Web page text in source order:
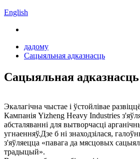
English
дадому
Сацыяльная адказнасць
Сацыяльная адказнасць
Экалагічна чыстае і ўстойлівае
Кампанія Yizheng Heavy Industries
абсталяванні для вытворчасці
угнаенняў.Дзе б ні знаходзілася,
з'яўляецца «павага да мясцовых
традыцый».